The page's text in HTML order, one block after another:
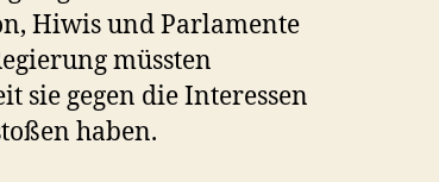
Hiwis und Parlamente
müssten
sie gegen die Interessen
haben.